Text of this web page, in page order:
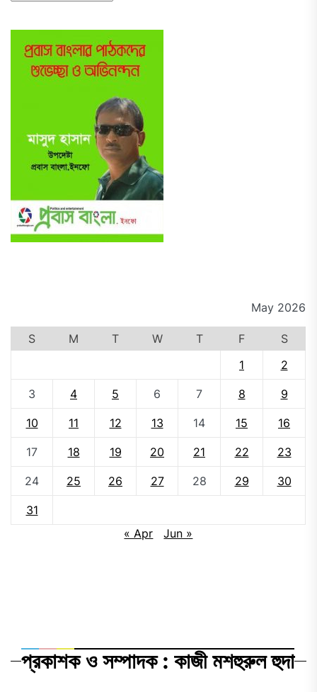
May 2026
S M T W T F
S
1
2
3 4 5 6 7 8 9
10 11 12 13 14 15 16
17 18 19 20 21 22 23
24 25 26 27 28 29 30
31
« Apr
Jun »
প্রকাশক ও সম্পাদক : কাজী মশহুরুল হুদা